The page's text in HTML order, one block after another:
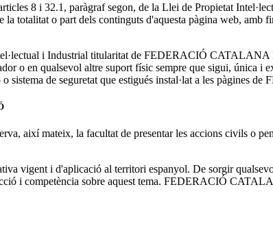
8 i 32.1, paràgraf segon, de la Llei de Propietat
totalitat o part dels continguts d'aquesta pàgina web,
i Industrial titularitat de FEDERACIÓ
o en qualsevol altre suport físic sempre que sigui, única i
sistema de seguretat que estigués instal·lat a les
mateix, la facultat de presentar les accions civils o
vigent i d'aplicació al territori espanyol. De sorgir
i competència sobre aquest tema. FEDERACIÓ